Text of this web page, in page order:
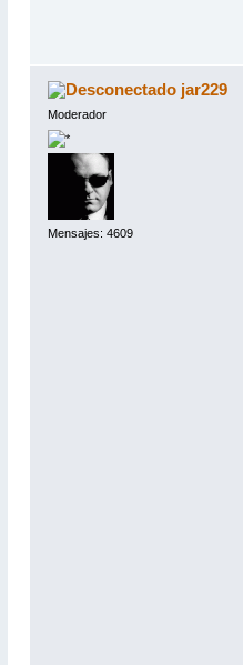
jar229
Moderador
Mensajes: 4609